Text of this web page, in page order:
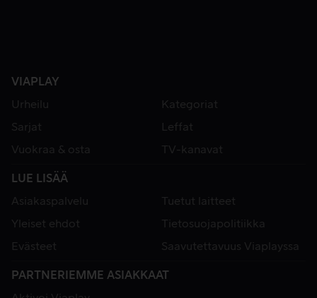
VIAPLAY
Urheilu
Kategoriat
Sarjat
Leffat
Vuokraa & osta
TV-kanavat
LUE LISÄÄ
Asiakaspalvelu
Tuetut laitteet
Yleiset ehdot
Tietosuojapolitiikka
Evästeet
Saavutettavuus Viaplayssa
PARTNERIEMME ASIAKKAAT